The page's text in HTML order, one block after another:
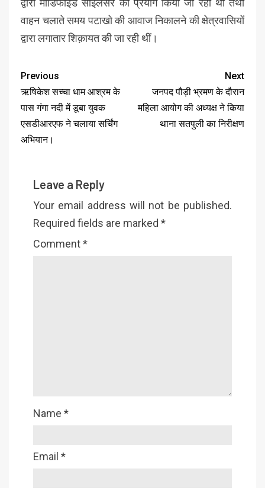
वाहन चलाते समय पटाखो की आवाज निकालने की क्षेत्रवासियों
द्वारा लगातार शिक़ायत की जा रही थीं।
Previous
ऋषिकेश सच्चा धाम आश्रम के
पास गंगा नदी में डूबा युवक
एसडीआरएफ ने चलाया सर्चिंग
अभियान।
Next
जनपद पौड़ी भ्रमण के दौरान
महिला आयोग की अध्यक्ष ने किया
थाना सतपुली का निरीक्षण
Leave a Reply
Your email address will not be published.
Required fields are marked *
Comment*
Name *
Email *